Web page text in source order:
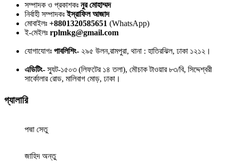
সম্পাদক ও প্রকাশকঃ নুর মোহাম্মদ
নির্বাহী সম্পাদকঃইস্রাফিল আজাদ
মোবাইলঃ +8801320585651 (WhatsApp)
ই-মেইলঃ rplmkg@gmail.com
যোগাযোগঃ পাবলিশিং- ২৯৫ উলন,রামপুরা, থানা : হাতিরঝিল, ঢাকা ১২১২।
এডিটিং- স্যুট-১৫০৩ (লিফটের ১৪ তলা), মৌচাক টাওয়ার ৮৩/বি, সিদ্দেশ্বরী
সার্কোলার রোড, মালিবাগ মোড়, ঢাকা।
গ্যালারি
পদ্মা সেতু
জাহিদ অন্তু